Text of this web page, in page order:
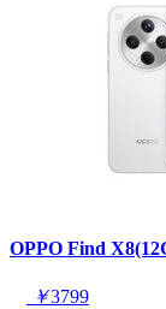
OPPO Find
￥3799